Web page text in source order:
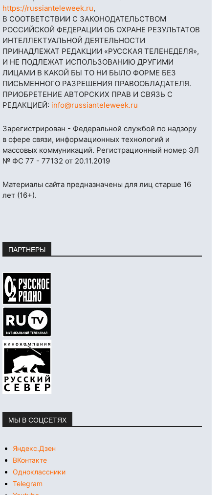
https://russianteleweek.ru,
В СООТВЕТСТВИИ С ЗАКОНОДАТЕЛЬСТВОМ
РОССИЙСКОЙ ФЕДЕРАЦИИ ОБ ОХРАНЕ РЕЗУЛЬТАТОВ
ИНТЕЛЛЕКТУАЛЬНОЙ ДЕЯТЕЛЬНОСТИ
ПРИНАДЛЕЖАТ РЕДАКЦИИ «РУССКАЯ ТЕЛЕНЕДЕЛЯ»,
И НЕ ПОДЛЕЖАТ ИСПОЛЬЗОВАНИЮ ДРУГИМИ
ЛИЦАМИ В КАКОЙ БЫ ТО НИ БЫЛО ФОРМЕ БЕЗ
ПИСЬМЕННОГО РАЗРЕШЕНИЯ ПРАВООБЛАДАТЕЛЯ.
ПРИОБРЕТЕНИЕ АВТОРСКИХ ПРАВ И СВЯЗЬ С
РЕДАКЦИЕЙ: info@russianteleweek.ru
Зарегистрирован - Федеральной службой по надзору
в сфере связи, информационных технологий и
массовых коммуникаций. Регистрационный номер ЭЛ
№ ФС 77 - 77132 от 20.11.2019
Материалы сайта предназначены для лиц старше 16
лет (16+).
ПАРТНЕРЫ
МЫ В СОЦСЕТЯХ
Яндекс.Дзен
ВКонтакте
Одноклассники
Telegram